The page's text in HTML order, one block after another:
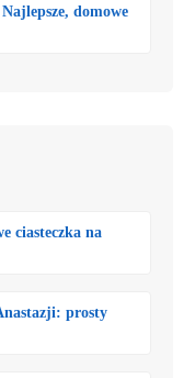
domowe
ciasteczka na
prosty